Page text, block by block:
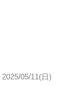
2025/05/11(日)